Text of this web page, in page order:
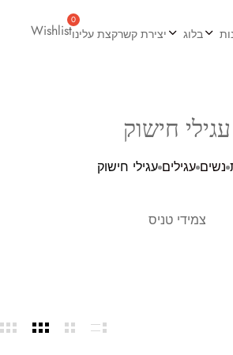
בלוג יצירת קשרקצת עלינוWishlist
עגילי חישוק
נשים עגילים עגילי חישוק
צמידי טניס